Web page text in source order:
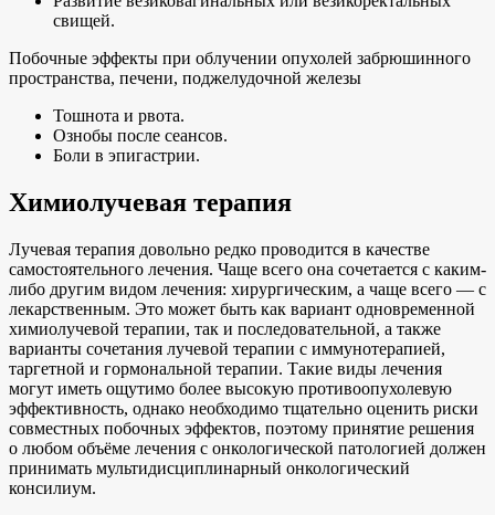
свищей.
Побочные эффекты при облучении опухолей забрюшинного
пространства, печени, поджелудочной железы
Тошнота и рвота.
Ознобы после сеансов.
Боли в эпигастрии.
Химиолучевая терапия
Лучевая терапия довольно редко проводится в качестве
самостоятельного лечения. Чаще всего она сочетается с каким-
либо другим видом лечения: хирургическим, а чаще всего — с
лекарственным. Это может быть как вариант одновременной
химиолучевой терапии, так и последовательной, а также
варианты сочетания лучевой терапии с иммунотерапией,
таргетной и гормональной терапии. Такие виды лечения
могут иметь ощутимо более высокую противоопухолевую
эффективность, однако необходимо тщательно оценить риски
совместных побочных эффектов, поэтому принятие решения
о любом объёме лечения с онкологической патологией должен
принимать мультидисциплинарный онкологический
консилиум.